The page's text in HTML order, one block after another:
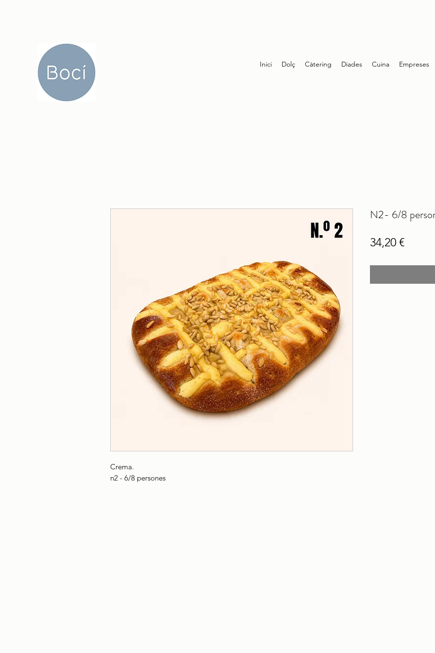
Inici Dolç Càtering Diades Cuina Empreses
Crema.
n2 - 6/8 persones
N2- 6/8
34,20 €Price